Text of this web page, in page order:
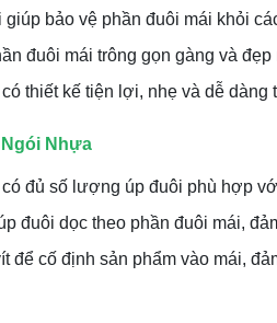
giúp bảo vệ phần đuôi mái khỏi
đuôi mái trông gọn gàng và
thiết kế tiện lợi, nhẹ và dễ
Nhựa
đủ số lượng úp đuôi phù hợp
đuôi dọc theo phần đuôi mái,
để cố định sản phẩm vào mái,